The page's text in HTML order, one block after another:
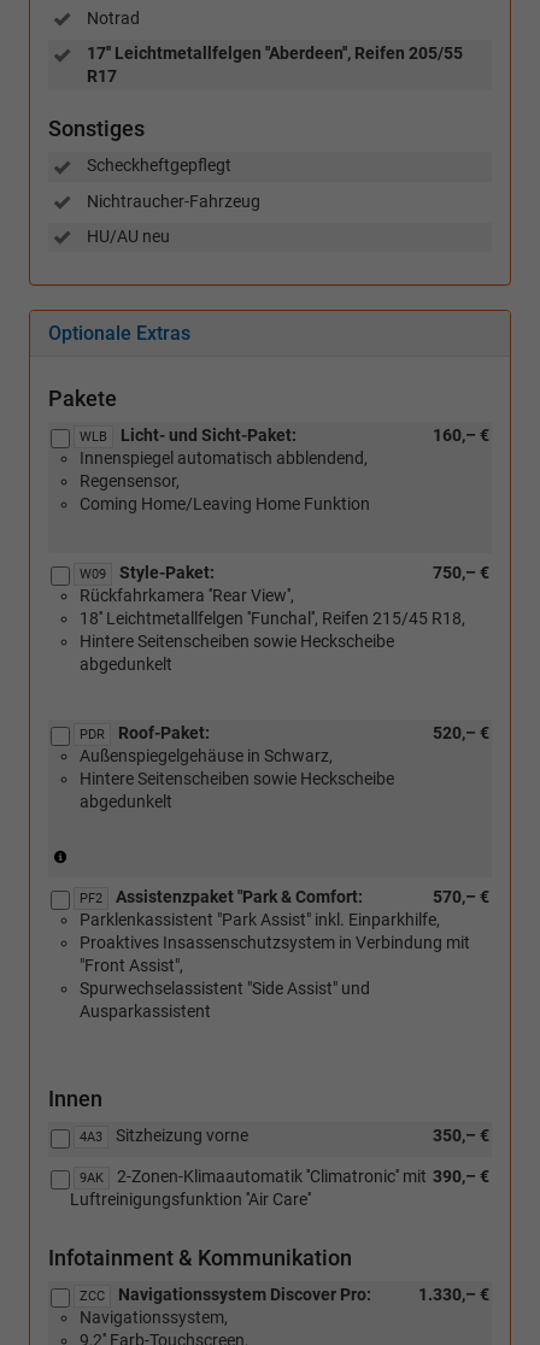
Notrad
17'' Leichtmetallfelgen ''Aberdeen'', Reifen 205/55
R17
Sonstiges
Scheckheftgepflegt
Nichtraucher-Fahrzeug
HU/AU neu
Optionale Extras
Pakete
WLB 160,– €
Licht- und Sicht-Paket:
Innenspiegel automatisch abblendend,
Regensensor,
Coming Home/Leaving Home Funktion
W09 750,– €
Style-Paket:
Rückfahrkamera ''Rear View'',
18'' Leichtmetallfelgen ''Funchal'', Reifen 215/45 R18,
Hintere Seitenscheiben sowie Heckscheibe
abgedunkelt
PDR 520,– €
Roof-Paket:
Außenspiegelgehäuse in Schwarz,
Hintere Seitenscheiben sowie Heckscheibe
abgedunkelt
Verbindung
mit
einer
Farbe
mit
schwarzem
PF2 570,– €
Assistenzpaket "Park & Comfort:
Parklenkassistent "Park Assist" inkl. Einparkhilfe,
Proaktives Insassenschutzsystem in Verbindung mit
"Front Assist",
Spurwechselassistent "Side Assist" und
Ausparkassistent
Innen
4A3 350,– €
Sitzheizung vorne
9AK 390,– €
2-Zonen-Klimaautomatik ''Climatronic'' mit
Luftreinigungsfunktion ''Air Care''
Infotainment & Kommunikation
ZCC 1.330,– €
Navigationssystem Discover Pro:
Navigationssystem,
9,2'' Farb-Touchscreen,